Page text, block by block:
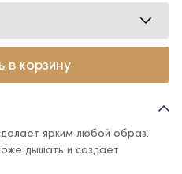
в корзину
ярким любой образ.
дышать и создает